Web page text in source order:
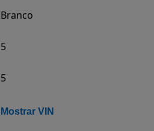
Branco
5
5
Mostrar VIN